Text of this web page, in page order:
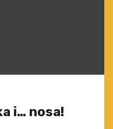
i… nosa!